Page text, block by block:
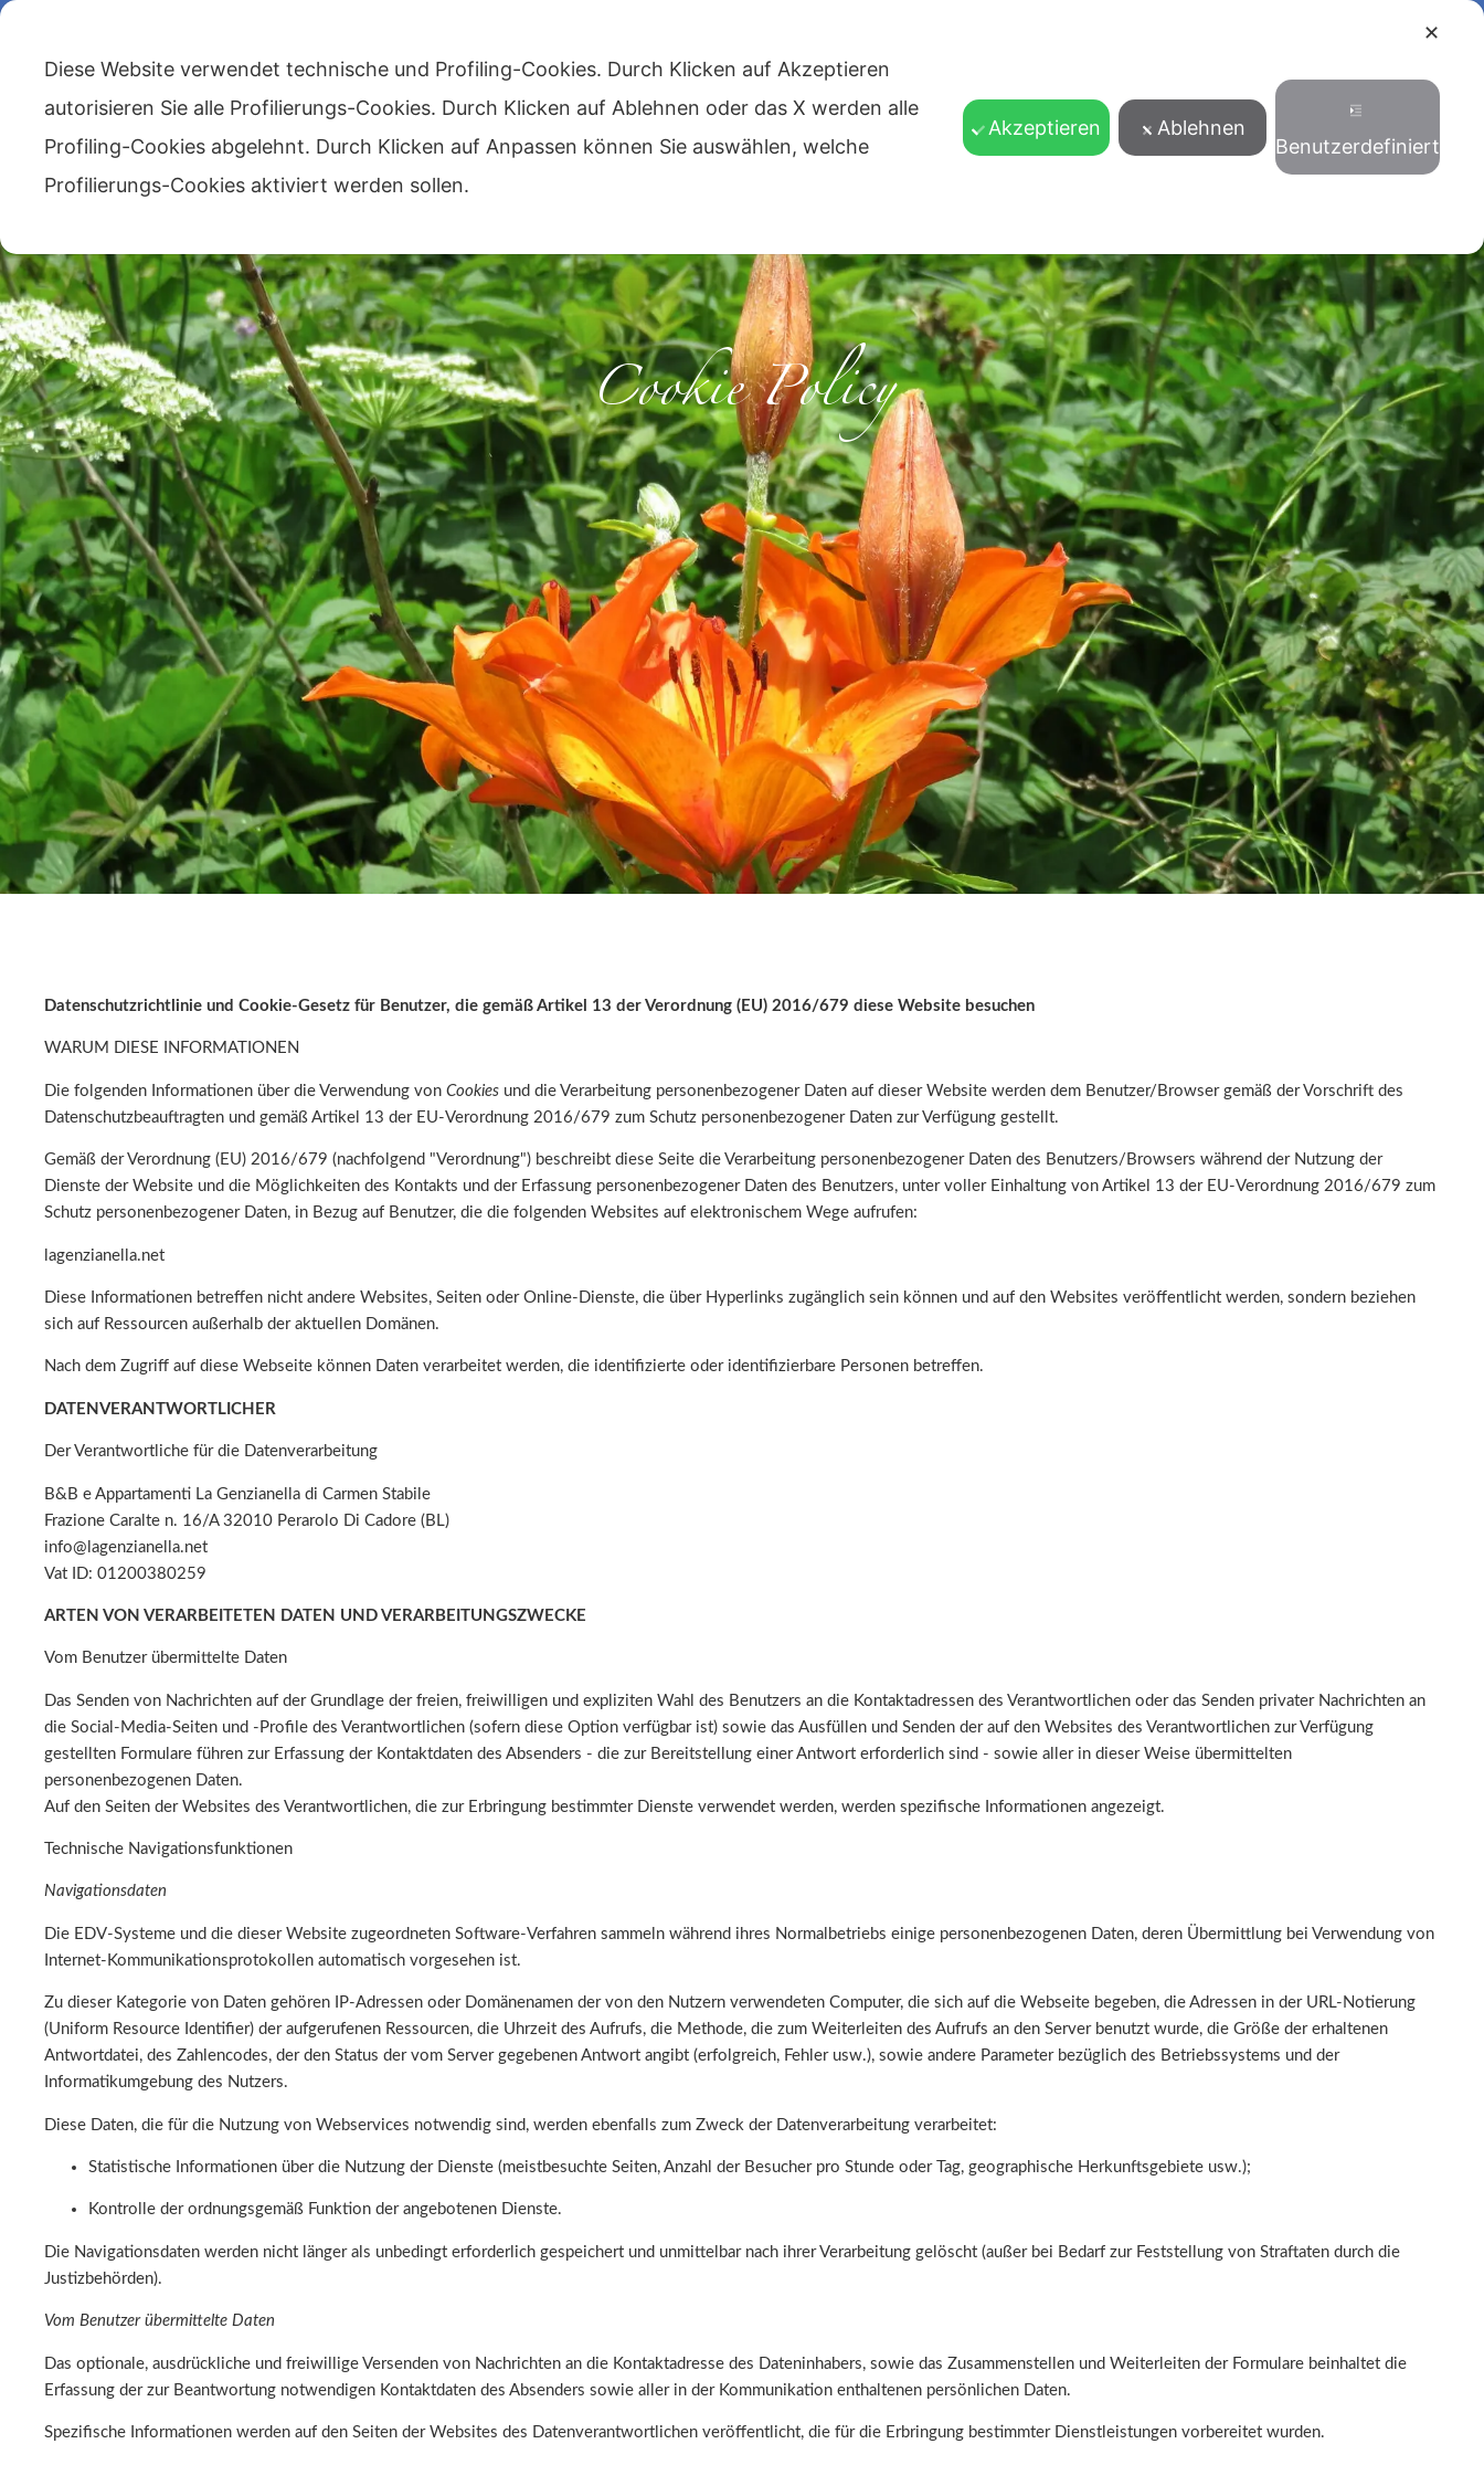
DAS FRÜHSTÜCK UNSER STANDORT PRENOTA DEUTSCH
Cookie Policy
Datenschutzrichtlinie und Cookie-Gesetz für Benutzer, die gemäß Artikel 13 der Verordnung (EU) 2016/679 diese Website besuchen
WARUM DIESE INFORMATIONEN
Die folgenden Informationen über die Verwendung von Cookies und die Verarbeitung personenbezogener Daten auf dieser Website werden dem Benutzer/Browser gemäß der Vorschrift des
Datenschutzbeauftragten und gemäß Artikel 13 der EU-Verordnung 2016/679 zum Schutz personenbezogener Daten zur Verfügung gestellt.
Gemäß der Verordnung (EU) 2016/679 (nachfolgend "Verordnung") beschreibt diese Seite die Verarbeitung personenbezogener Daten des Benutzers/Browsers während der Nutzung der
Dienste der Website und die Möglichkeiten des Kontakts und der Erfassung personenbezogener Daten des Benutzers, unter voller Einhaltung von Artikel 13 der EU-Verordnung 2016/679 zum
Schutz personenbezogener Daten, in Bezug auf Benutzer, die die folgenden Websites auf elektronischem Wege aufrufen:
lagenzianella.net
Diese Informationen betreffen nicht andere Websites, Seiten oder Online-Dienste, die über Hyperlinks zugänglich sein können und auf den Websites veröffentlicht werden, sondern beziehen
sich auf Ressourcen außerhalb der aktuellen Domänen.
Nach dem Zugriff auf diese Webseite können Daten verarbeitet werden, die identifizierte oder identifizierbare Personen betreffen.
DATENVERANTWORTLICHER
Der Verantwortliche für die Datenverarbeitung
B&B e Appartamenti La Genzianella di Carmen Stabile
Frazione Caralte n. 16/A 32010 Perarolo Di Cadore (BL)
info@lagenzianella.net
Vat ID: 01200380259
ARTEN VON VERARBEITETEN DATEN UND VERARBEITUNGSZWECKE
Vom Benutzer übermittelte Daten
Das Senden von Nachrichten auf der Grundlage der freien, freiwilligen und expliziten Wahl des Benutzers an die Kontaktadressen des Verantwortlichen oder das Senden privater Nachrichten an
die Social-Media-Seiten und -Profile des Verantwortlichen (sofern diese Option verfügbar ist) sowie das Ausfüllen und Senden der auf den Websites des Verantwortlichen zur Verfügung
gestellten Formulare führen zur Erfassung der Kontaktdaten des Absenders - die zur Bereitstellung einer Antwort erforderlich sind - sowie aller in dieser Weise übermittelten
personenbezogenen Daten.
Auf den Seiten der Websites des Verantwortlichen, die zur Erbringung bestimmter Dienste verwendet werden, werden spezifische Informationen angezeigt.
Technische Navigationsfunktionen
Navigationsdaten
Die EDV-Systeme und die dieser Website zugeordneten Software-Verfahren sammeln während ihres Normalbetriebs einige personenbezogenen Daten, deren Übermittlung bei Verwendung von
Internet-Kommunikationsprotokollen automatisch vorgesehen ist.
Zu dieser Kategorie von Daten gehören IP-Adressen oder Domänenamen der von den Nutzern verwendeten Computer, die sich auf die Webseite begeben, die Adressen in der URL-Notierung
(Uniform Resource Identifier) der aufgerufenen Ressourcen, die Uhrzeit des Aufrufs, die Methode, die zum Weiterleiten des Aufrufs an den Server benutzt wurde, die Größe der erhaltenen
Antwortdatei, des Zahlencodes, der den Status der vom Server gegebenen Antwort angibt (erfolgreich, Fehler usw.), sowie andere Parameter bezüglich des Betriebssystems und der
Informatikumgebung des Nutzers.
Diese Daten, die für die Nutzung von Webservices notwendig sind, werden ebenfalls zum Zweck der Datenverarbeitung verarbeitet:
Statistische Informationen über die Nutzung der Dienste (meistbesuchte Seiten, Anzahl der Besucher pro Stunde oder Tag, geographische Herkunftsgebiete usw.);
Kontrolle der ordnungsgemäß Funktion der angebotenen Dienste.
Die Navigationsdaten werden nicht länger als unbedingt erforderlich gespeichert und unmittelbar nach ihrer Verarbeitung gelöscht (außer bei Bedarf zur Feststellung von Straftaten durch die
Justizbehörden).
Vom Benutzer übermittelte Daten
Das optionale, ausdrückliche und freiwillige Versenden von Nachrichten an die Kontaktadresse des Dateninhabers, sowie das Zusammenstellen und Weiterleiten der Formulare beinhaltet die
Erfassung der zur Beantwortung notwendigen Kontaktdaten des Absenders sowie aller in der Kommunikation enthaltenen persönlichen Daten.
Spezifische Informationen werden auf den Seiten der Websites des Datenverantwortlichen veröffentlicht, die für die Erbringung bestimmter Dienstleistungen vorbereitet wurden.
✕
Diese Website verwendet technische und Profiling-Cookies. Durch Klicken auf Akzeptieren
autorisieren Sie alle Profilierungs-Cookies. Durch Klicken auf Ablehnen oder das X werden alle
Profiling-Cookies abgelehnt. Durch Klicken auf Anpassen können Sie auswählen, welche
Profilierungs-Cookies aktiviert werden sollen.
Akzeptieren
Ablehnen
Benutzerdefiniert